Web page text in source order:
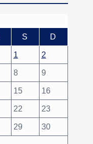
S D
1 2
8 9
15 16
22 23
29 30